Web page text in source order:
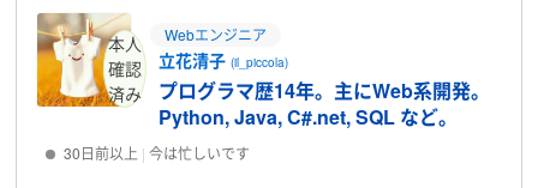
本人
確認
済み
Webエンジニア
立花清子(il_piccola)
プログラマ歴14年。主にWeb系開発。
Python, Java, C#.net, SQL など。
30日前以上 今は忙しいです